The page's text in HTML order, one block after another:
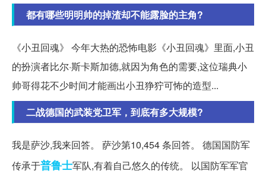
都有哪些明明帅的掉渣却不能露脸的主角?
《小丑回魂》 今年大热的恐怖电影《小丑回魂》里面,小丑
的扮演者比尔·斯卡斯加德,就因为角色的需要,这位瑞典小
帅哥得花不少时间才能画出小丑狰狞可怖的造型...
二战德国的武装党卫军，到底有多大规模?
我是萨沙,我来回答。 萨沙第10,454 条回答。 德国国防军
传承于普鲁士军队,有着自己悠久的传统。 以国防军军官